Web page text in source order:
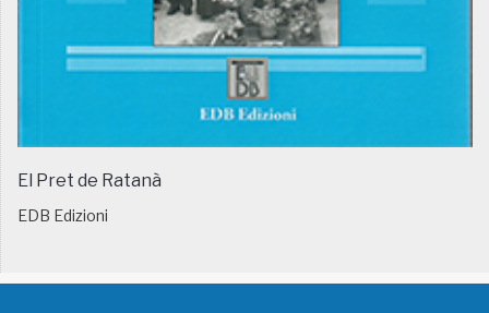
El Pret de Ratanà
EDB Edizioni